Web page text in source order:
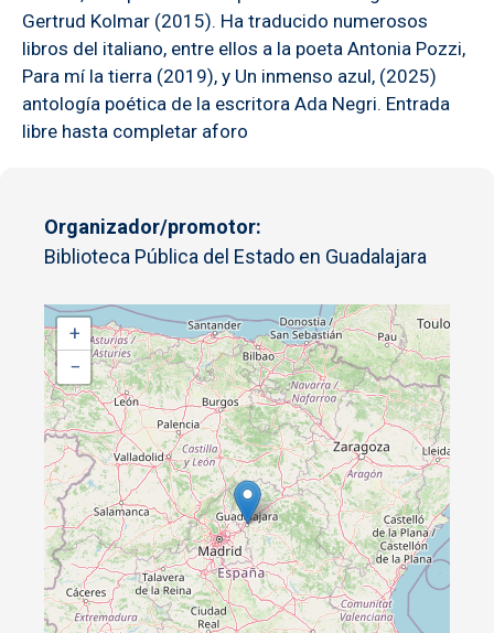
Gertrud Kolmar (2015). Ha traducido numerosos
libros del italiano, entre ellos a la poeta Antonia Pozzi,
Para mí la tierra (2019), y Un inmenso azul, (2025)
antología poética de la escritora Ada Negri. Entrada
libre hasta completar aforo
Organizador/promotor
Biblioteca Pública del Estado en Guadalajara
+
−